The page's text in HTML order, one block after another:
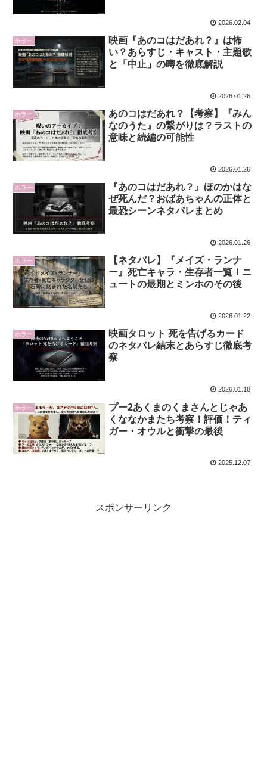
2026.02.04
ホラー
映画『あのコはだあれ？』は怖
い？あらすじ・キャスト・主題歌
と「中止」の噂を徹底解説
2026.01.26
ホラー
あのコはだあれ？【考察】『みん
なのうた』の繋がりは？ラストの
意味と続編の可能性
2026.01.26
ホラー
『あのコはだあれ？』ほのかはな
ぜ死んだ？おばあちゃんの正体と
最恐シーンネタバレまとめ
2026.01.26
ホラー
【ネタバレ】『メイズ・ランナ
ー』死亡キャラ・生存者一覧！ニ
ュートの最期とミンホのその後
2026.01.22
ホラー
映画タロット 死を告げるカード
のネタバレ結末とあらすじ徹底考
察
2026.01.18
ホラー
プー2あくまのくまさんとじゃあ
くななかまたち考察！評価！ティ
ガー・オウルと衝撃の最後
2025.12.07
スポンサーリンク